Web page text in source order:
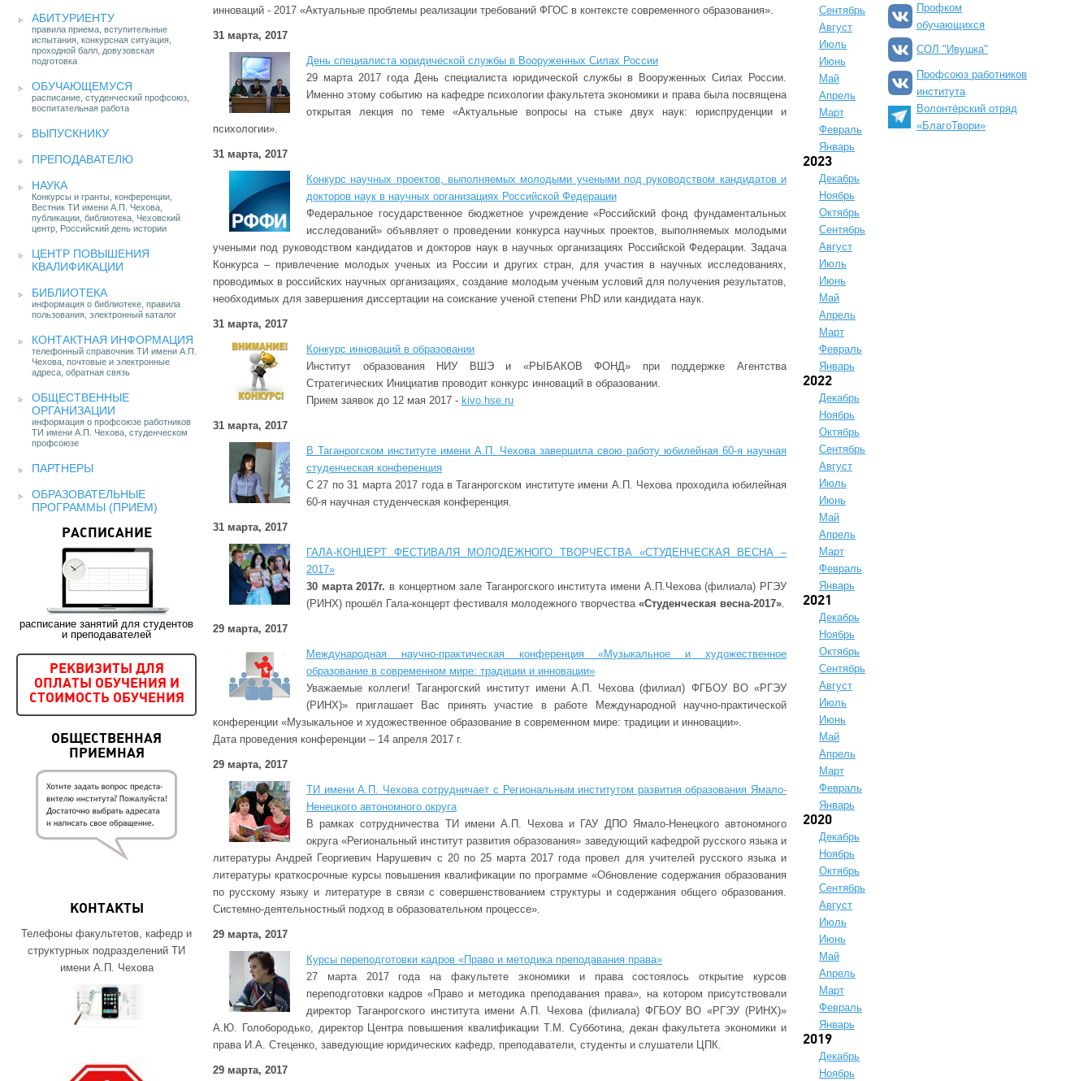
АБИТУРИЕНТУ
правила приема, вступительные
испытания, конкурсная ситуация,
проходной балл, довузовская
подготовка
ОБУЧАЮЩЕМУСЯ
расписание, студенческий профсоюз,
воспитательная работа
ВЫПУСКНИКУ
ПРЕПОДАВАТЕЛЮ
НАУКА
Конкурсы и гранты, конференции,
Вестник ТИ имени А.П. Чехова,
публикации, библиотека, Чеховский
центр, Российский день истории
ЦЕНТР ПОВЫШЕНИЯ
КВАЛИФИКАЦИИ
БИБЛИОТЕКА
информация о библиотеке, правила
пользования, электронный каталог
КОНТАКТНАЯ ИНФОРМАЦИЯ
телефонный справочник ТИ имени А.П.
Чехова, почтовые и электронные
адреса, обратная связь
ОБЩЕСТВЕННЫЕ
ОРГАНИЗАЦИИ
информация о профсоюзе работников
ТИ имени А.П. Чехова, студенческом
профсоюзе
ПАРТНЕРЫ
ОБРАЗОВАТЕЛЬНЫЕ
ПРОГРАММЫ (ПРИЕМ)
РАСПИСАНИЕ
расписание занятий для студентов
и преподавателей
РЕКВИЗИТЫ ДЛЯ
ОПЛАТЫ ОБУЧЕНИЯ И
СТОИМОСТЬ ОБУЧЕНИЯ
ОБЩЕСТВЕННАЯ
ПРИЕМНАЯ
КОНТАКТЫ
Телефоны факультетов, кафедр и
структурных подразделений ТИ
имени А.П. Чехова
инноваций - 2017 «Актуальные проблемы реализации требований ФГОС в контексте современного образования».
31 марта, 2017
День специалиста юридической службы в Вооруженных Силах России
29 марта 2017 года День специалиста юридической службы в Вооруженных Силах России.
Именно этому событию на кафедре психологии факультета экономики и права была посвящена
открытая лекция по теме «Актуальные вопросы на стыке двух наук: юриспруденции и
психологии».
31 марта, 2017
Конкурс научных проектов, выполняемых молодыми учеными под руководством кандидатов и
докторов наук в научных организациях Российской Федерации
Федеральное государственное бюджетное учреждение «Российский фонд фундаментальных
исследований» объявляет о проведении конкурса научных проектов, выполняемых молодыми
учеными под руководством кандидатов и докторов наук в научных организациях Российской Федерации. Задача
Конкурса – привлечение молодых ученых из России и других стран, для участия в научных исследованиях,
проводимых в российских научных организациях, создание молодым ученым условий для получения результатов,
необходимых для завершения диссертации на соискание ученой степени PhD или кандидата наук.
31 марта, 2017
Конкурс инноваций в образовании
Институт образования НИУ ВШЭ и «РЫБАКОВ ФОНД» при поддержке Агентства
Стратегических Инициатив проводит конкурс инноваций в образовании.
Прием заявок до 12 мая 2017 - kivo.hse.ru
31 марта, 2017
В Таганрогском институте имени А.П. Чехова завершила свою работу юбилейная 60-я научная
студенческая конференция
С 27 по 31 марта 2017 года в Таганрогском институте имени А.П. Чехова проходила юбилейная
60-я научная студенческая конференция.
31 марта, 2017
ГАЛА-КОНЦЕРТ ФЕСТИВАЛЯ МОЛОДЕЖНОГО ТВОРЧЕСТВА «СТУДЕНЧЕСКАЯ ВЕСНА –
2017»
30 марта 2017г. в концертном зале Таганрогского института имени А.П.Чехова (филиала) РГЭУ
(РИНХ) прошёл Гала-концерт фестиваля молодежного творчества «Студенческая весна-2017».
29 марта, 2017
Международная научно-практическая конференция «Музыкальное и художественное
образование в современном мире: традиции и инновации»
Уважаемые коллеги! Таганрогский институт имени А.П. Чехова (филиал) ФГБОУ ВО «РГЭУ
(РИНХ)» приглашает Вас принять участие в работе Международной научно-практической
конференции «Музыкальное и художественное образование в современном мире: традиции и инновации».
Дата проведения конференции – 14 апреля 2017 г.
29 марта, 2017
ТИ имени А.П. Чехова сотрудничает с Региональным институтом развития образования Ямало-
Ненецкого автономного округа
В рамках сотрудничества ТИ имени А.П. Чехова и ГАУ ДПО Ямало-Ненецкого автономного
округа «Региональный институт развития образования» заведующий кафедрой русского языка и
литературы Андрей Георгиевич Нарушевич с 20 по 25 марта 2017 года провел для учителей русского языка и
литературы краткосрочные курсы повышения квалификации по программе «Обновление содержания образования
по русскому языку и литературе в связи с совершенствованием структуры и содержания общего образования.
Системно-деятельностный подход в образовательном процессе».
29 марта, 2017
Курсы переподготовки кадров «Право и методика преподавания права»
27 марта 2017 года на факультете экономики и права состоялось открытие курсов
переподготовки кадров «Право и методика преподавания права», на котором присутствовали
директор Таганрогского института имени А.П. Чехова (филиала) ФГБОУ ВО «РГЭУ (РИНХ)»
А.Ю. Голобородько, директор Центра повышения квалификации Т.М. Субботина, декан факультета экономики и
права И.А. Стеценко, заведующие юридических кафедр, преподаватели, студенты и слушатели ЦПК.
29 марта, 2017
Сентябрь
Август
Июль
Июнь
Май
Апрель
Март
Февраль
Январь
2023
Декабрь
Ноябрь
Октябрь
Сентябрь
Август
Июль
Июнь
Май
Апрель
Март
Февраль
Январь
2022
Декабрь
Ноябрь
Октябрь
Сентябрь
Август
Июль
Июнь
Май
Апрель
Март
Февраль
Январь
2021
Декабрь
Ноябрь
Октябрь
Сентябрь
Август
Июль
Июнь
Май
Апрель
Март
Февраль
Январь
2020
Декабрь
Ноябрь
Октябрь
Сентябрь
Август
Июль
Июнь
Май
Апрель
Март
Февраль
Январь
2019
Декабрь
Ноябрь
Профком
обучающихся
СОЛ "Ивушка"
Профсоюз работников
института
Волонтёрский отряд
«БлагоТвори»